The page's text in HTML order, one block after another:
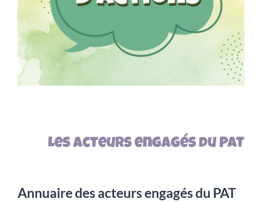
Les acteurs engagés du PAT
Annuaire des acteurs engagés du PAT